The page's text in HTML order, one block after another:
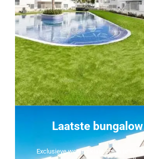
Laatste
Exclusieve woning klaar om in te